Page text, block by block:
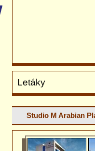
Letáky
Studio M Arabian